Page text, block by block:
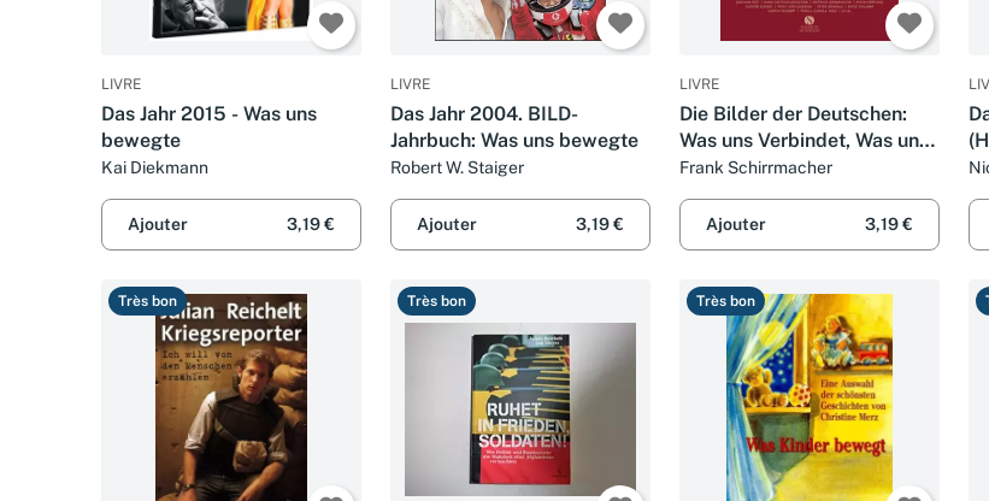
LIVRE
Das Jahr 2015 - Was uns
bewegte
Kai Diekmann
Ajouter 3,19 €
LIVRE
Das Jahr 2004. BILD-
Jahrbuch: Was uns bewegte
Robert W. Staiger
Ajouter 3,19 €
LIVRE
Die Bilder der Deutschen:
Was uns Verbindet, Was uns
Bewegt
Frank Schirrmacher
Ajouter 3,19 €
Très bon Très bon Très bon